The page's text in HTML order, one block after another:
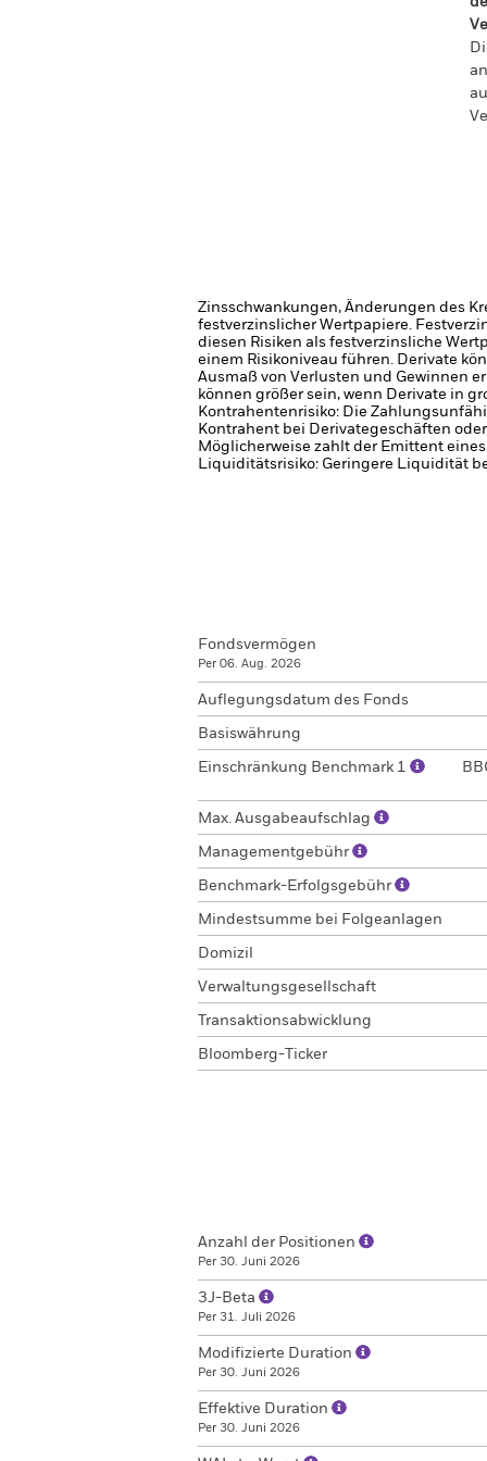
Zinsschwankungen, Änderungen des
festverzinslicher Wertpapiere.
diesen Risiken als festverzinsliche
einem Risikoniveau führen. Derivate
Ausmaß von Verlusten und Gewinnen
können größer sein, wenn Derivate in
Kontrahentenrisiko: Die
Kontrahent bei Derivategeschäften
Möglicherweise zahlt der Emittent
Liquiditätsrisiko: Geringere Liquidität
Fondsvermögen
Per 06. Aug. 2026
Auflegungsdatum des Fonds
Basiswährung
Einschränkung Benchmark 1
Max. Ausgabeaufschlag
Managementgebühr
Benchmark-Erfolgsgebühr
Mindestsumme bei Folgeanlagen
Domizil
Verwaltungsgesellschaft
Transaktionsabwicklung
Bloomberg-Ticker
Anzahl der Positionen
Per 30. Juni 2026
3J-Beta
Per 31. Juli 2026
Modifizierte Duration
Per 30. Juni 2026
Effektive Duration
Per 30. Juni 2026